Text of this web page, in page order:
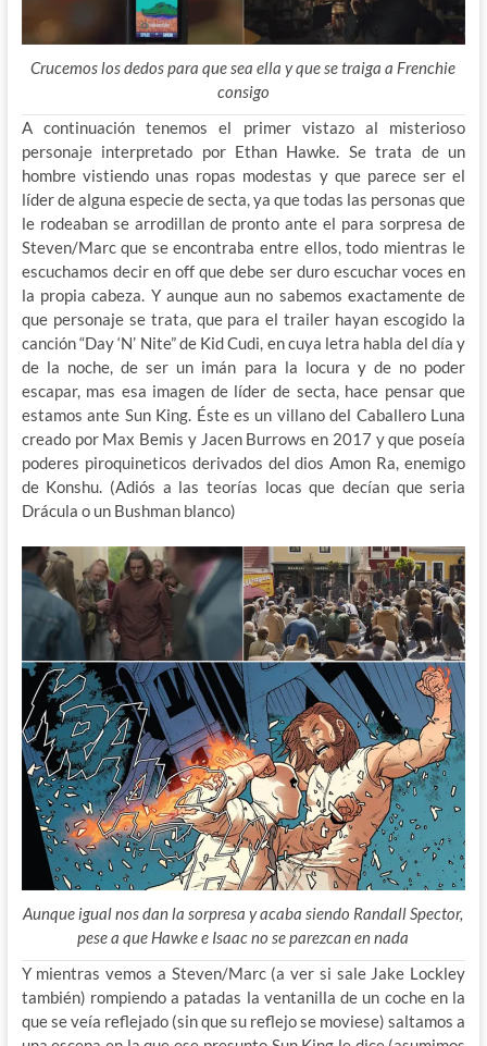
Crucemos los dedos para que sea ella y que se traiga a Frenchie
consigo
A continuación tenemos el primer vistazo al misterioso
personaje interpretado por Ethan Hawke. Se trata de un
hombre vistiendo unas ropas modestas y que parece ser el
líder de alguna especie de secta, ya que todas las personas que
le rodeaban se arrodillan de pronto ante el para sorpresa de
Steven/Marc que se encontraba entre ellos, todo mientras le
escuchamos decir en off que debe ser duro escuchar voces en
la propia cabeza. Y aunque aun no sabemos exactamente de
que personaje se trata, que para el trailer hayan escogido la
canción “Day ‘N’ Nite” de Kid Cudi, en cuya letra habla del día y
de la noche, de ser un imán para la locura y de no poder
escapar, mas esa imagen de líder de secta, hace pensar que
estamos ante Sun King. Éste es un villano del Caballero Luna
creado por Max Bemis y Jacen Burrows en 2017 y que poseía
poderes piroquineticos derivados del dios Amon Ra, enemigo
de Konshu. (Adiós a las teorías locas que decían que seria
Drácula o un Bushman blanco)
Aunque igual nos dan la sorpresa y acaba siendo Randall Spector,
pese a que Hawke e Isaac no se parezcan en nada
Y mientras vemos a Steven/Marc (a ver si sale Jake Lockley
también) rompiendo a patadas la ventanilla de un coche en la
que se veía reflejado (sin que su reflejo se moviese) saltamos a